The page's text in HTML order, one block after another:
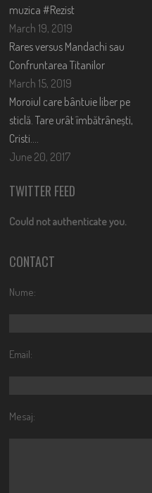
muzica #Rezist
March 19, 2019
Rares versus Mandachi sau
Confruntarea Titanilor
March 15, 2019
Moroiul care bântuie liber pe
sticlă. Tare urât îmbătrânești,
Cristi….
June 20, 2017
TWITTER FEED
Could not authenticate you.
CONTACT
Nume:
Email:
Mesaj: